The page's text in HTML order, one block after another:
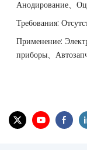
Анодирование、
Требования:
Применение:
приборы、